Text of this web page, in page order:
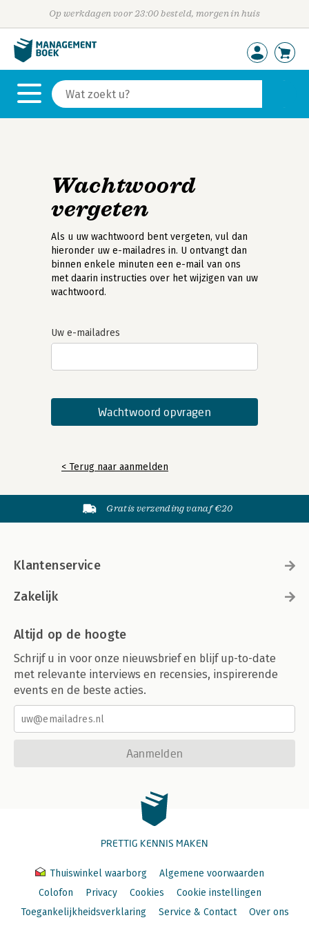
Op werkdagen voor 23:00 besteld, morgen in huis
Wachtwoord
vergeten
Als u uw wachtwoord bent vergeten, vul dan
hieronder uw e-mailadres in. U ontvangt dan
binnen enkele minuten een e-mail van ons
met daarin instructies over het wijzigen van uw
wachtwoord.
Uw e-mailadres
< Terug naar aanmelden
Gratis verzending vanaf €20
Klantenservice
Zakelijk
Altijd op de hoogte
Schrijf u in voor onze nieuwsbrief en blijf up-to-date
met relevante interviews en recensies, inspirerende
events en de beste acties.
Aanmelden
PRETTIG KENNIS MAKEN
Thuiswinkel waarborg
Algemene voorwaarden
Colofon
Privacy Cookies
Cookie instellingen
Toegankelijkheidsverklaring
Service & Contact Over ons